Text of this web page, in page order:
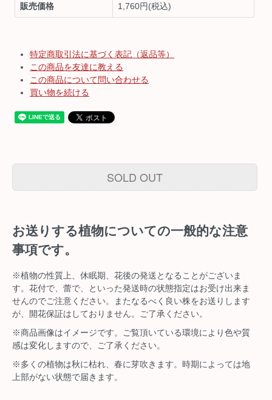
販売価格 1,760円(税込)
特定商取引法に基づく表記（返品等）
この商品を友達に教える
この商品について問い合わせる
買い物を続ける
SOLD OUT
お送りする植物についての一般的な注意
事項です。
※植物の性質上、休眠期、花後の発送となることがございま
す。花付で、蕾で、といった発送時の状態指定はお受け出来ま
せんのでご注意ください。またなるべく良い株をお送りします
が、開花保証はしておりません。ご了承ください。
※商品画像はイメージです。ご覧頂いている環境により色や質
感は変化しますので、ご了承ください。
※多くの植物は秋に枯れ、春に芽吹きます。時期によっては地
上部がない状態で届きます。